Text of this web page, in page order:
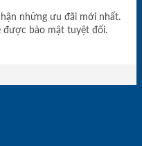
những ưu đãi mới nhất.
được bảo mật tuyệt đối.